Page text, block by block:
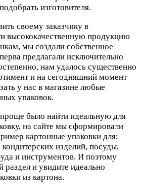
изготовителя.
своему заказчику в
высококачественную продукцию
мы создали собственное
предлагали исключительно
нам удалось существенно
и на сегодняшний момент
у нас в магазине любые
упаковок.
было найти идеальную для
на сайте мы сформировали
картонные упаковки для:
изделий, посуды,
и инструментов. И поэтому
раздел и увидите идеально
из картона.